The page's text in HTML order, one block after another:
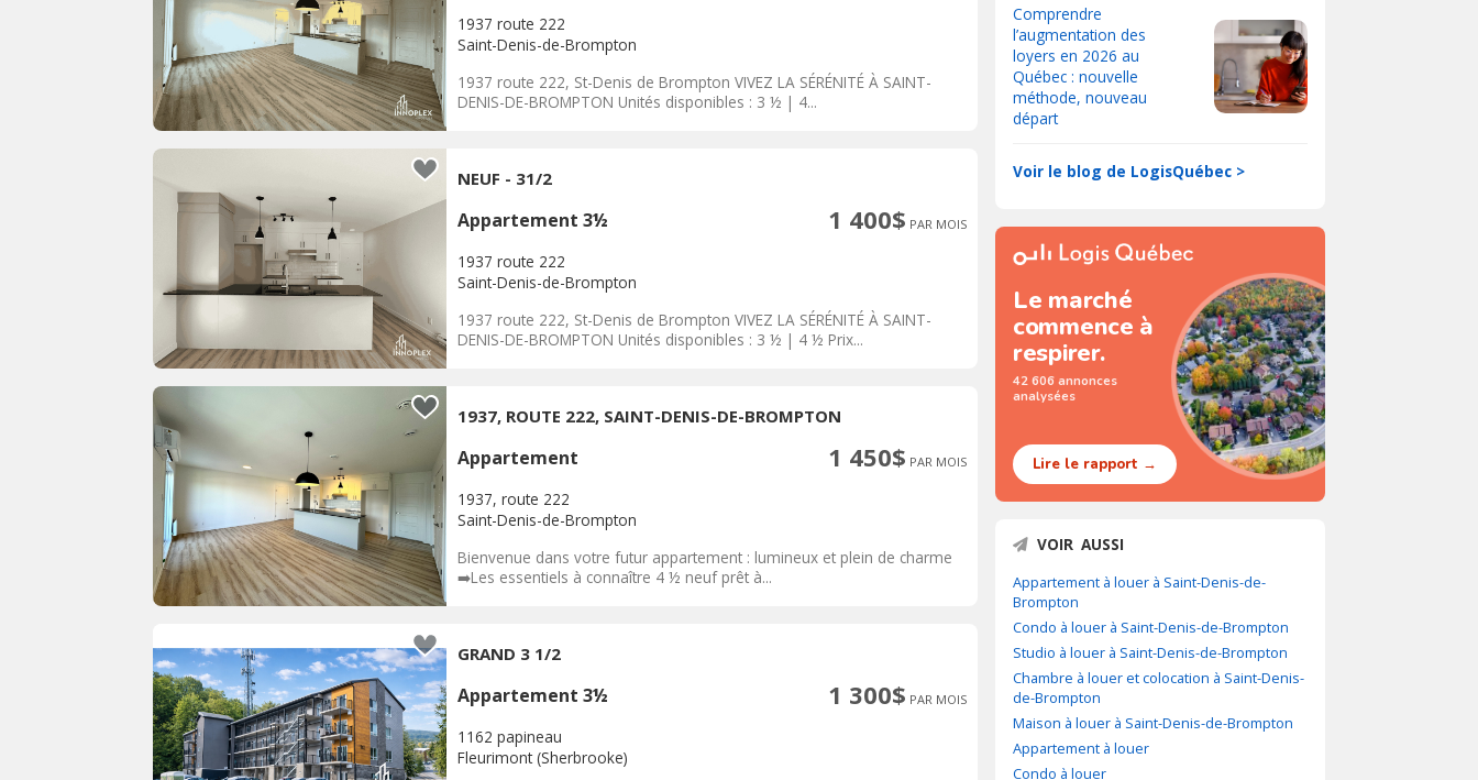
1937 route 222
Saint-Denis-de-Brompton
1937 route 222, St-Denis de Brompton VIVEZ LA SÉRÉNITÉ À SAINT-
DENIS-DE-BROMPTON Unités disponibles : 3 ½ | 4...
NEUF - 31/2
Appartement 3½ 1 400$ PAR MOIS
1937 route 222
Saint-Denis-de-Brompton
1937 route 222, St-Denis de Brompton VIVEZ LA SÉRÉNITÉ À SAINT-
DENIS-DE-BROMPTON Unités disponibles : 3 ½ | 4 ½ Prix...
1937, ROUTE 222, SAINT-DENIS-DE-BROMPTON
Appartement 1 450$ PAR MOIS
1937, route 222
Saint-Denis-de-Brompton
Bienvenue dans votre futur appartement : lumineux et plein de charme
➡️Les essentiels à connaître 4 ½ neuf prêt à...
GRAND 3 1/2
Appartement 3½ 1 300$ PAR MOIS
1162 papineau
Fleurimont (Sherbrooke)
Comprendre
l’augmentation des
loyers en 2026 au
Québec : nouvelle
méthode, nouveau
départ
Voir le blog de LogisQuébec >
Le marché
commence à
respirer.
42 606 annonces
analysées
Lire le rapport →
VOIR AUSSI
Appartement à louer à Saint-Denis-de-
Brompton
Condo à louer à Saint-Denis-de-Brompton
Studio à louer à Saint-Denis-de-Brompton
Chambre à louer et colocation à Saint-Denis-
de-Brompton
Maison à louer à Saint-Denis-de-Brompton
Appartement à louer
Condo à louer